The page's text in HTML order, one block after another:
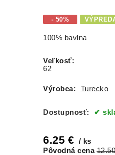
- 50%
100% bavlna
Veľkosť:
62
Výrobca: Turecko
Dostupnosť:
6.25 €
ks
Pôvodná cena 12.50